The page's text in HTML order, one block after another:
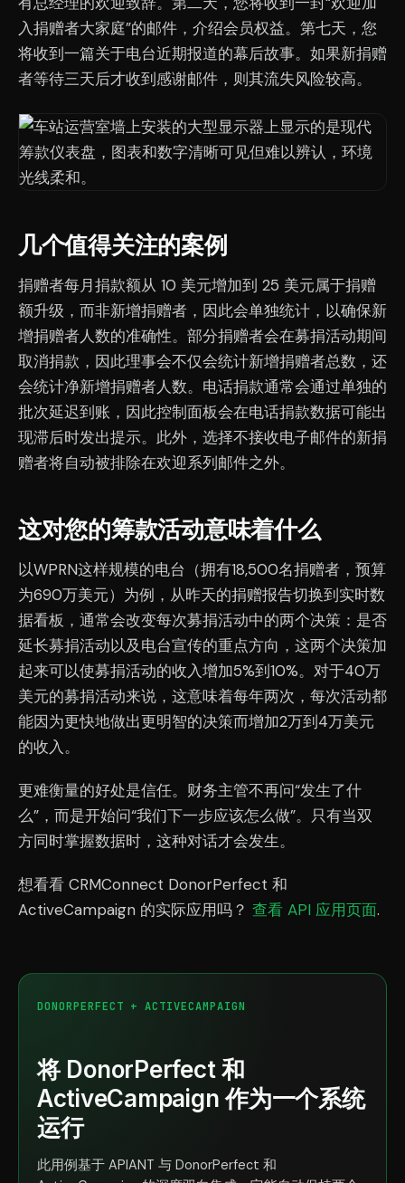
入捐赠者大家庭”的邮件，介绍会员权益。第七天，您
将收到一篇关于电台近期报道的幕后故事。如果新捐赠
者等待三天后才收到感谢邮件，则其流失风险较高。
几个值得关注的案例
捐赠者每月捐款额从 10 美元增加到 25 美元属于捐赠
额升级，而非新增捐赠者，因此会单独统计，以确保新
增捐赠者人数的准确性。部分捐赠者会在募捐活动期间
取消捐款，因此理事会不仅会统计新增捐赠者总数，还
会统计净新增捐赠者人数。电话捐款通常会通过单独的
批次延迟到账，因此控制面板会在电话捐款数据可能出
现滞后时发出提示。此外，选择不接收电子邮件的新捐
赠者将自动被排除在欢迎系列邮件之外。
这对您的筹款活动意味着什么
以WPRN这样规模的电台（拥有18,500名捐赠者，预算
为690万美元）为例，从昨天的捐赠报告切换到实时数
据看板，通常会改变每次募捐活动中的两个决策：是否
延长募捐活动以及电台宣传的重点方向，这两个决策加
起来可以使募捐活动的收入增加5%到10%。对于40万
美元的募捐活动来说，这意味着每年两次，每次活动都
能因为更快地做出更明智的决策而增加2万到4万美元
的收入。
更难衡量的好处是信任。财务主管不再问“发生了什
么”，而是开始问“我们下一步应该怎么做”。只有当双
方同时掌握数据时，这种对话才会发生。
想看看 CRMConnect DonorPerfect 和
ActiveCampaign 的实际应用吗？ 查看 API 应用页面.
DONORPERFECT + ACTIVECAMPAIGN
将 DonorPerfect 和
ActiveCampaign 作为一个系统
运行
此用例基于 APIANT 与 DonorPerfect 和